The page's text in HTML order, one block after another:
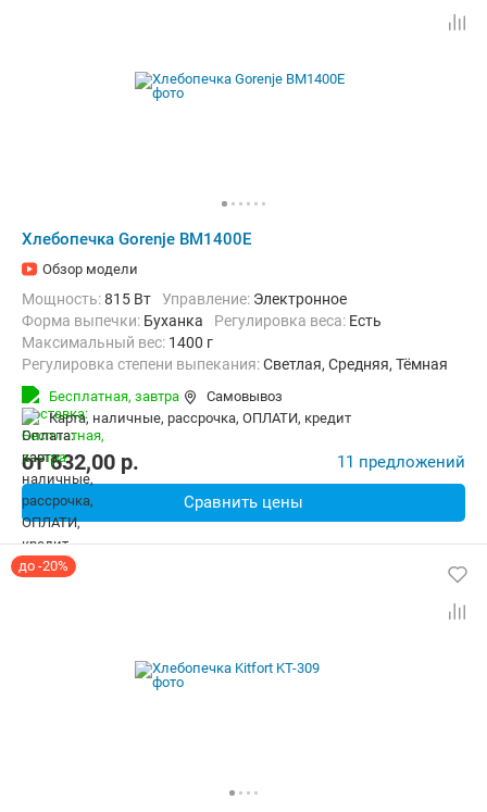
Хлебопечка Gorenje BM1400E
Обзор модели
Мощность:815 Вт Управление: Электронное
Форма выпечки: Буханка регулировка веса: Есть
максимальный вес: 1400 г
Регулировка степени выпекания:Светлая, Средняя, Тёмная
Количество рецептов:
Дополнительные функции:
Материал корпуса: Нерж. сталь 8.8 кг
Бесплатная, завтра
Самовывоз
карта, наличные, рассрочка, ОПЛАТИ, кредит
от632,00 p. 11 предложений
Сравнить цены
до -20%